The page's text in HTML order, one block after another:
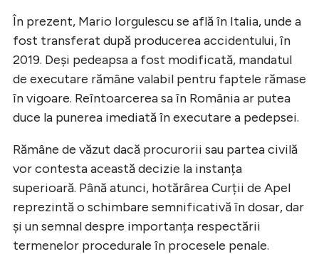
În prezent, Mario Iorgulescu se află în Italia, unde a
fost transferat după producerea accidentului, în
2019. Deși pedeapsa a fost modificată, mandatul
de executare rămâne valabil pentru faptele rămase
în vigoare. Reîntoarcerea sa în România ar putea
duce la punerea imediată în executare a pedepsei.
Rămâne de văzut dacă procurorii sau partea civilă
vor contesta această decizie la instanța
superioară. Până atunci, hotărârea Curții de Apel
reprezintă o schimbare semnificativă în dosar, dar
și un semnal despre importanța respectării
termenelor procedurale în procesele penale.